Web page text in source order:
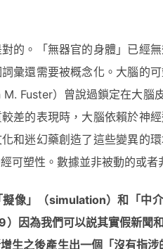
對的。「無器官的身體」已經
彙還需要被概念化。大腦的
Fuster）曾說過鎖定在大腦
差的表現時，大腦依賴於神
和迷幻藥創造了這些變異的
可塑性。數據並非被動的或
擬像」（simulation）和「中
）因為我們可以説其實假新聞
生之後產生出一個「沒有指